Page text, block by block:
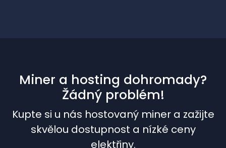
Miner a hosting dohromady?
Žádný problém!
Kupte si u nás hostovaný miner a zažijte
skvělou dostupnost a nízké ceny
elektřiny.